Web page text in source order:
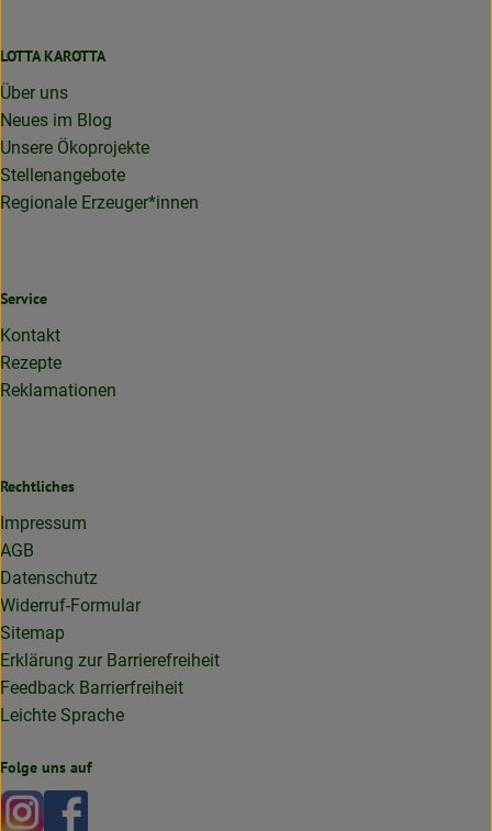
LOTTA KAROTTA
Über uns
Neues im Blog
Unsere Ökoprojekte
Stellenangebote
Regionale Erzeuger*innen
Service
Kontakt
Rezepte
Reklamationen
Rechtliches
Impressum
AGB
Datenschutz
Widerruf-Formular
Sitemap
Erklärung zur Barrierefreiheit
Feedback Barrierfreiheit
Leichte Sprache
Folge uns auf
Externer Link zu https://www.instagram.com/